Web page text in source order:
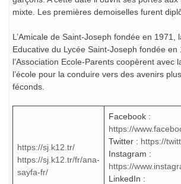
mixte. Les premières demoiselles furent
L’Amicale de Saint-Joseph fondée en 1971,
Educative du Lycée Saint-Joseph fondée en
l’Association Ecole-Parents coopèrent avec
l’école pour la conduire vers des avenirs
féconds.
https://sj.k12.tr/
https://sj.k12.tr/fr/ana-
sayfa-fr/
Facebook :
https://
Twitter : https://
Instagram :
https://
LinkedIn :